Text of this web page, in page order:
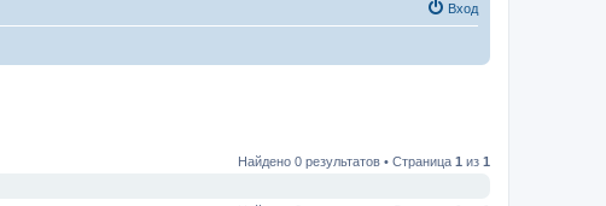
Вход
Найдено 0 результатов • Страница 1 из 1